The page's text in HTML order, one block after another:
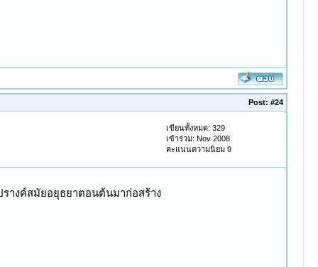
Post:#24
เขียนทั้งหมด: 329
เข้าร่วม: Nov 2008
คะแนนความนิยม0
างค์สมัยอยุธยาตอนต้นมาก่อสร้าง